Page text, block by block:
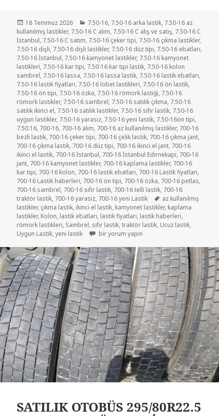
Yayın
tarihi
18 Temmuz 2026 Kategoriler
7.50-16, 7.50-16 arka lastik, 7.50-16 az
kullanılmış lastikler, 7.50-16 C alım, 7.50-16 C alış ve satış, 7.50-16 C
İstanbul, 7.50-16 C satım, 7.50-16 çeker tipi, 7.50-16 çıkma lastikler,
7.50-16 dişli, 7.50-16 dişli lastikler, 7.50-16 düz tipi, 7.50-16 ebatları,
7.50-16 İstanbul, 7.50-16 kamyonet lastikler, 7.50-16 kamyonet
lastikleri, 7.50-16 kar tipi, 7.50-16 kar tipi lastik, 7.50-16 kolon
sambrel, 7.50-16 lassa, 7.50-16 lassa lastik, 7.50-16 lastik ebatları,
7.50-16 lastik fiyatları, 7.50-16 lobet lastikleri, 7.50-16 ön lastik,
7.50-16 ön tipi, 7.50-16 özka, 7.50-16 römork lastiği, 7.50-16
römork lastikler, 7.50-16 sambrel, 7.50-16 satılık çıkma, 7.50-16
satılık ikinci el, 7.50-16 satılık lastikler, 7.50-16 sıfır lastik, 7.50-16
uygun lastikler, 7.50-16 yarasız, 7.50-16 yeni lastik, 7.50-16ön tipi,
7.50.16, 700-16, 700-16 alım, 700-16 az kullanılmış lastikler, 700-16
bezli lastik, 700-16 çeker tipi, 700-16 çelik lastik, 700-16 çıkma jant,
700-16 çıkma lastik, 700-16 düz tipi, 700-16 ikinci el jant, 700-16
ikinci el lastik, 700-16 İstanbul, 700-16 İstanbul Edirnekapi, 700-16
jant, 700-16 kamyonet lastikler, 700-16 kaplama lastikler, 700-16
kar tipi, 700-16 kolon, 700-16 lastik ebatları, 700-16 Lastik fiyatları,
700-16 Lastik haberleri, 700-16 ön tipi, 700-16 özka, 700-16 petlas,
700-16 sambrel, 700-16 sıfır lastik, 700-16 telli lastik, 700-16
traktör lastik, 700-16 yarasiz, 700-16 yeni Lastik Etiketler
az kullanılmış
lastikler, çıkma lastik, ikinci el lastik, kamyonet lastikler, kaplama
lastikler, Kolon, lastik ebatları, lastik fiyatları, lastik haberleri,
römork lastikleri, Sambrel, sıfır lastik,traktör lastik, Ucuz lastik,
Uygun Lastik,yeni lastik 7.50-16C TRAKTÖR RÖMORK LASTİKLER için
bir yorum yapın
SATILIK OTOBÜS 295/80R22.5